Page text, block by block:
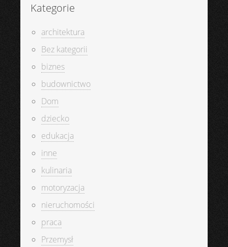
Kategorie
architektura
Bez kategorii
biznes
budownictwo
Dom
dziecko
edukacja
inne
kulinaria
motoryzacja
nieruchomości
praca
Przemysł